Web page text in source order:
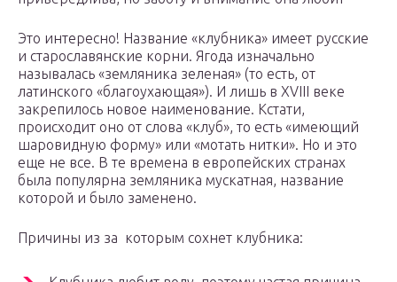
Это интересно! Название «клубника» имеет русские
и старославянские корни. Ягода изначально
называлась «земляника зеленая» (то есть, от
латинского «благоухающая»). И лишь в XVIII веке
закрепилось новое наименование. Кстати,
происходит оно от слова «клуб», то есть «имеющий
шаровидную форму» или «мотать нитки». Но и это
еще не все. В те времена в европейских странах
была популярна земляника мускатная, название
которой и было заменено.
Причины из за которым сохнет клубника: